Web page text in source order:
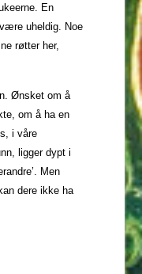
En
uheldig. Noe
røtter her,
Ønsket om å
om å ha en
i våre
ligger dypt i
Men
dere ikke ha